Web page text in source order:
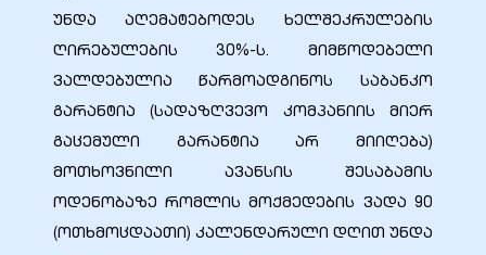
უნდა აღემატებოდეს ხელშეკრულების
ღირებულების 30%-ს. მიმწოდებელი
ვალდებულია წარმოადგინოს საბანკო
გარანტია (სადაზღვევო კომპანიის მიერ
გაცემული გარანტია არ მიიღება)
მოთხოვნილი ავანსის შესაბამის
ოდენობაზე რომლის მოქმედების ვადა 90
(ოთხმოცდაათი) კალენდარული დღით უნდა